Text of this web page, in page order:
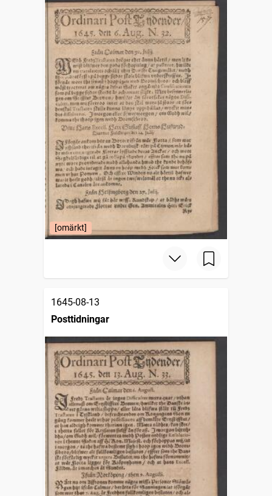
[omärkt]
1645-08-13
Posttidningar